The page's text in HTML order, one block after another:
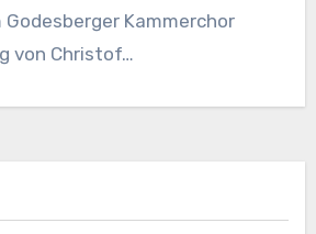
Kammerchor
von Christof…